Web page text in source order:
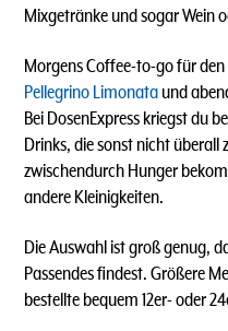
Mixgetränke und sogar Wein
Morgens Coffee-to-go für
Pellegrino Limonata und
Bei DosenExpress kriegst du
Drinks, die sonst nicht überall
zwischendurch Hunger
andere Kleinigkeiten.
Die Auswahl ist groß genug,
Passendes findest. Größere
bestellte bequem 12er- oder